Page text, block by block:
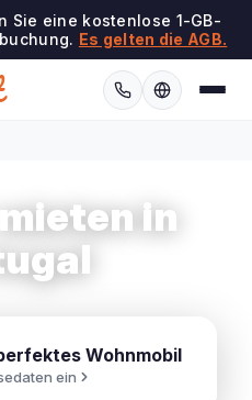
Sie eine kostenlose 1-GB-
Es gelten die AGB.
in
Wohnmobil
ein